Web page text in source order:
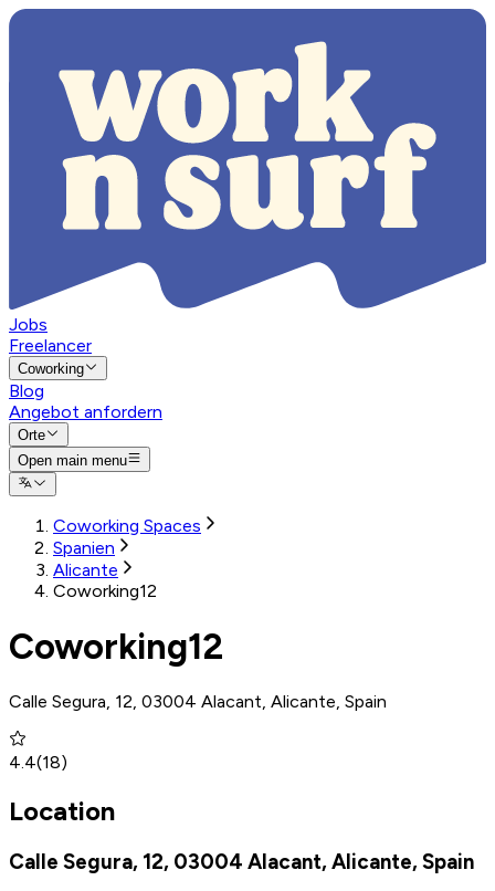
Jobs
Freelancer
Coworking
Blog
Angebot anfordern
Orte
Open main menu
Coworking Spaces
Spanien
Alicante
Coworking12
Coworking12
Calle Segura, 12, 03004 Alacant, Alicante, Spain
4.4(18)
Location
Calle Segura, 12, 03004 Alacant, Alicante, Spain